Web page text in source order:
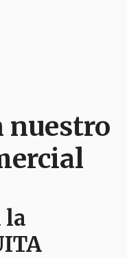
nuestro
la